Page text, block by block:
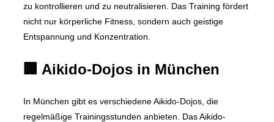
zu kontrollieren und zu neutralisieren. Das Training fördert
nicht nur körperliche Fitness, sondern auch geistige
Entspannung und Konzentration.
🏢 Aikido-Dojos in München
In München gibt es verschiedene Aikido-Dojos, die
regelmäßige Trainingsstunden anbieten. Das Aikido-